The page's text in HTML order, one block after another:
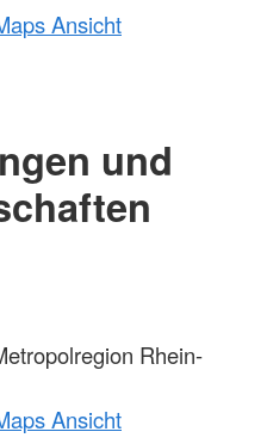
Ansicht
und
Rhein-
Ansicht